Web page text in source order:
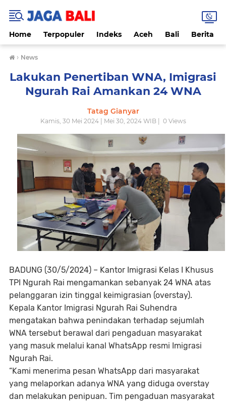
Home Terpopuler Indeks Aceh Bali Berita
› News
Lakukan Penertiban WNA, Imigrasi
Ngurah Rai Amankan 24 WNA
Tatag Gianyar
Kamis, 30 Mei 2024 | Mei 30, 2024 WIB | 0Views
BADUNG (30/5/2024) – Kantor Imigrasi Kelas I Khusus
TPI Ngurah Rai mengamankan sebanyak 24 WNA atas
pelanggaran izin tinggal keimigrasian (overstay).
Kepala Kantor Imigrasi Ngurah Rai Suhendra
mengatakan bahwa penindakan terhadap sejumlah
WNA tersebut berawal dari pengaduan masyarakat
yang masuk melalui kanal WhatsApp resmi Imigrasi
Ngurah Rai.
“Kami menerima pesan WhatsApp dari masyarakat
yang melaporkan adanya WNA yang diduga overstay
dan melakukan penipuan. Tim pengaduan masyarakat